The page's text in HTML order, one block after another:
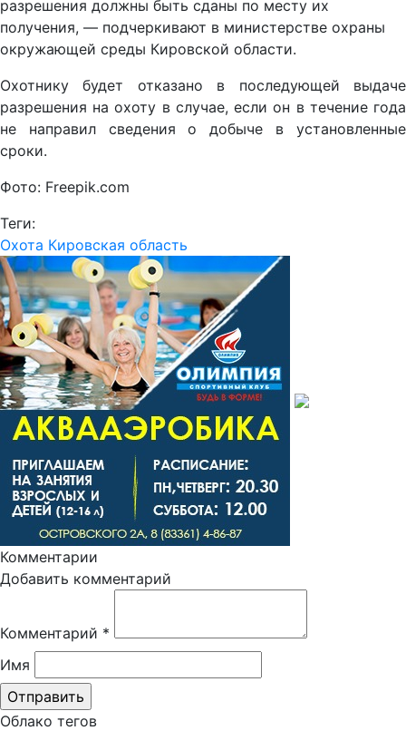
разрешения должны быть сданы по месту их
получения, — подчеркивают в министерстве охраны
окружающей среды Кировской области.
Охотнику будет отказано в последующей выдаче
разрешения на охоту в случае, если он в течение года
не направил сведения о добыче в установленные
сроки.
Фото: Freepik.com
Теги:
Охота Кировская область
Комментарии
Добавить комментарий
Комментарий *
Имя
Облако тегов